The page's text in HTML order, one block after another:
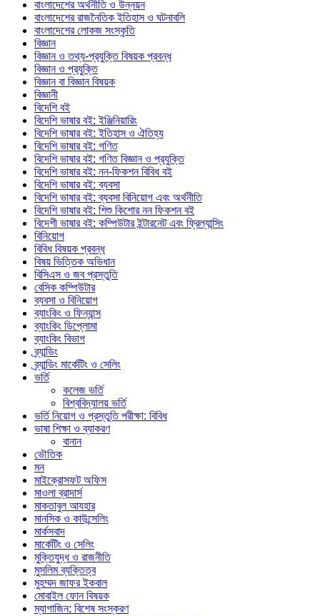
বাংলাদেশের অর্থনীতি ও উন্নয়ন
বাংলাদেশের রাজনৈতিক ইতিহাস ও ঘটনাবলি
বাংলাদেশের লোকজ সংস্কৃতি
বিজ্ঞান
বিজ্ঞান ও তথ্য-প্রযুক্তি বিষয়ক প্রবন্ধ
বিজ্ঞান ও প্রযুক্তি
বিজ্ঞান বা বিজ্ঞান বিষয়ক
বিজ্ঞানী
বিদেশি বই
বিদেশি ভাষার বই: ইঞ্জিনিয়ারিং
বিদেশি ভাষার বই: ইতিহাস ও ঐতিহ্য
বিদেশি ভাষার বই: গণিত
বিদেশি ভাষার বই: গণিত বিজ্ঞান ও প্রযুক্তি
বিদেশি ভাষার বই: নন-ফিকশন বিবিধ বই
বিদেশি ভাষার বই: ব্যবসা
বিদেশি ভাষার বই: ব্যবসা বিনিয়োগ এবং অর্থনীতি
বিদেশি ভাষার বই: শিশু কিশোর নন ফিকশন বই
বিদেশী ভাষার বই: কম্পিউটার ইন্টারনেট এবং ফ্রিল্যান্সিং
বিনিয়োগ
বিবিধ বিষয়ক প্রবন্ধ
বিষয় ভিত্তিক অভিধান
বিসিএস ও জব প্রস্তুতি
বেসিক কম্পিউটার
ব্যবসা ও বিনিয়োগ
ব্যাংকিং ও ফিন্যান্স
ব্যাংকিং ডিপ্লোমা
ব্যাংকিং বিভাগ
ব্র্যান্ডিং
ব্র্যান্ডিং মার্কেটিং ও সেলিং
ভর্তি
কলেজ ভর্তি
বিশ্ববিদ্যালয় ভর্তি
ভর্তি নিয়োগ ও প্রস্তুতি পরীক্ষা: বিবিধ
ভাষা শিক্ষা ও ব্যাকরণ
বানান
ভৌতিক
মন
মাইক্রোসফট অফিস
মাওলা ব্রাদার্স
মাকতাবুল আযহার
মানসিক ও কাউন্সেলিং
মার্কসবাদ
মার্কেটিং ও সেলিং
মুক্তিযুদ্ধ ও রাজনীতি
মুসলিম ব্যক্তিত্ব
মুহম্মদ জাফর ইকবাল
মোবাইল ফোন বিষয়ক
ম্যাগাজিন: বিশেষ সংস্করণ